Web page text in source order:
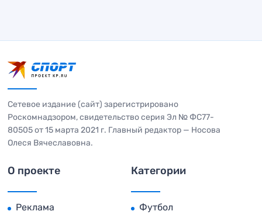
Сетевое издание (сайт) зарегистрировано
Роскомнадзором, свидетельство серия Эл № ФС77-
80505 от 15 марта 2021 г. Главный редактор — Носова
Олеся Вячеславовна.
О проекте
Реклама
Категории
Футбол